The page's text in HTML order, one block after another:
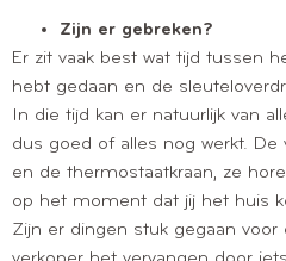
Zijn er gebreken?
Er zit vaak best wat tijd tussen
hebt gedaan en de
In die tijd kan er natuurlijk van
dus goed of alles nog werkt. De
en de thermostaatkraan, ze
op het moment dat jij het huis
Zijn er dingen stuk gegaan